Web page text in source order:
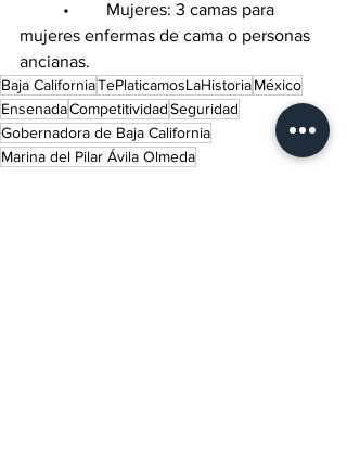
mujeres enfermas de cama o personas
ancianas.
Baja CaliforniaTePlaticamosLaHistoriaMéxico
EnsenadaCompetitividadSeguridad
Gobernadora de Baja California
Marina del Pilar Ávila Olmeda